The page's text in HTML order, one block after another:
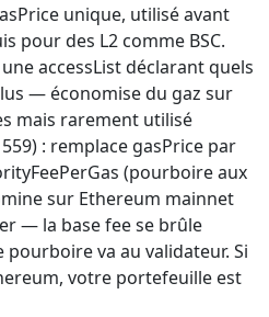
unique, utilisé avant
pour des L2 comme BSC.
accessList déclarant quels
— économise du gaz sur
mais rarement utilisé
: remplace gasPrice par
(pourboire aux
sur Ethereum mainnet
— la base fee se brûle
va au validateur. Si
votre portefeuille est